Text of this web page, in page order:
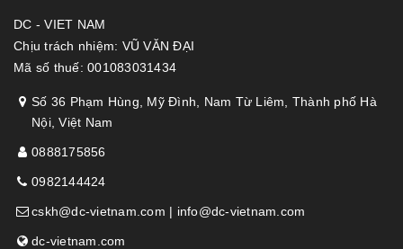
DC - VIET NAM
Chịu trách nhiệm: VŨ VĂN ĐẠI
Mã số thuế: 001083031434
Số 36 Phạm Hùng, Mỹ Đình, Nam Từ Liêm, Thành phố Hà
Nội, Việt Nam
0888175856
0982144424
cskh@dc-vietnam.com | info@dc-vietnam.com
dc-vietnam.com